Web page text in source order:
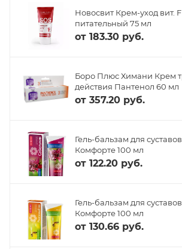
Новосвит Крем-уход вит.
питательный 75 мл
от 183.30 руб.
Боро Плюс Химани Крем
действия Пантенол 60 мл
от 357.20 руб.
Гель-бальзам для
Комфорте 100 мл
от 122.20 руб.
Гель-бальзам для
Комфорте 100 мл
от 130.66 руб.